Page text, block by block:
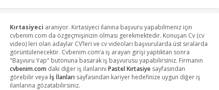
Kırtasiyeci aranıyor. Kırtasiyeci ilanına başvuru yapabilmeniz için
cvbenim.com da özgeçmişinizin olması gerekmektedir. Konuşan Cv (cv
video) leri olan adaylar CV’leri ve cv videoları başvurularda üst sıralarda
görüntülenecektir. Cvbenim.com’a iş arayan girişi yaptıktan sonra
"Başvuru Yap" butonuna basarak iş başvurusu yapabilirsiniz. Firmanın
cvbenim.com daki diğer iş ilanlarını Pastel Kırtasiye sayfasından
görebilir veya İş İlanları sayfasından kariyer hedefinize uygun diğer iş
ilanlarına gözatabilirsiniz.